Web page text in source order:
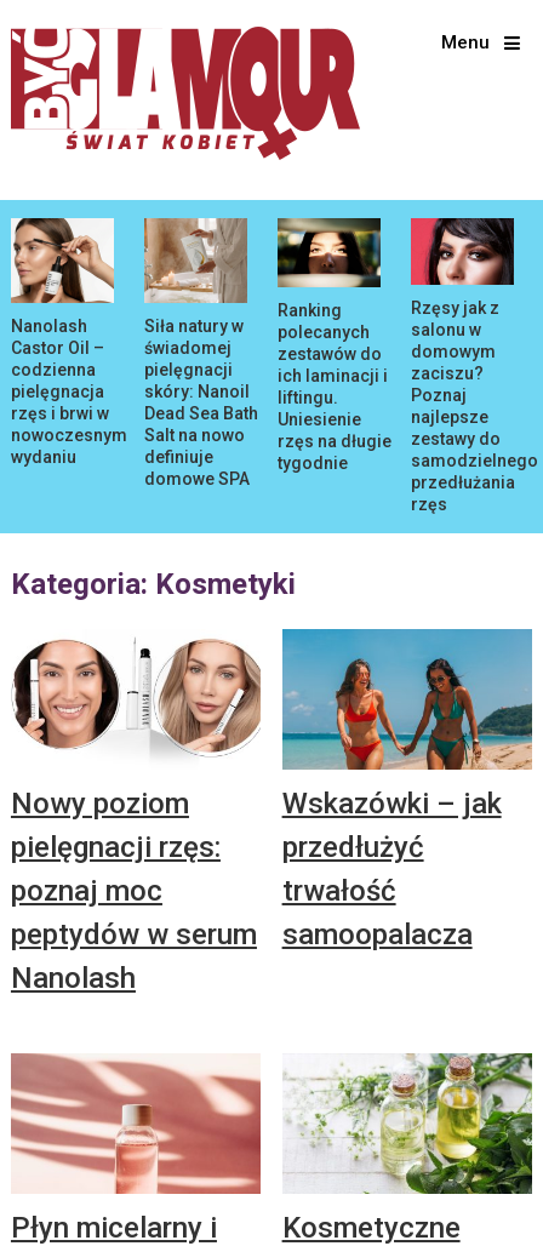
Menu
Nanolash
Castor Oil –
codzienna
pielęgnacja
rzęs i brwi w
nowoczesnym
wydaniu
Siła natury w
świadomej
pielęgnacji
skóry: Nanoil
Dead Sea Bath
Salt na nowo
definiuje
domowe SPA
Ranking
polecanych
zestawów do
ich laminacji i
liftingu.
Uniesienie
rzęs na długie
tygodnie
Rzęsy jak z
salonu w
domowym
zaciszu?
Poznaj
najlepsze
zestawy do
samodzielnego
przedłużania
rzęs
Kategoria: Kosmetyki
Nowy poziom
pielęgnacji rzęs:
poznaj moc
peptydów w serum
Nanolash
Wskazówki – jak
przedłużyć
trwałość
samoopalacza
Płyn micelarny i
Kosmetyczne